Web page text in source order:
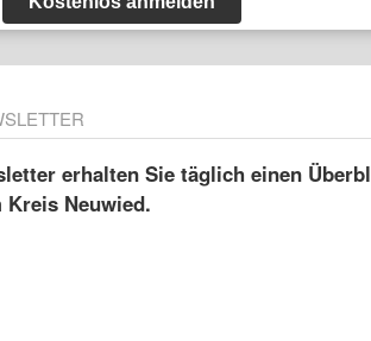
erhalten Sie täglich einen
Neuwied.